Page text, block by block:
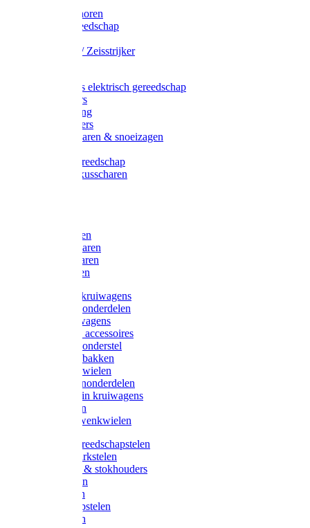
Zeis toebehoren
Baggergereedschap
Wetstenen / Zeisstrijker
Accessoires elektrisch gereedschap
Grasmaaiers
Tuinreiniging
Robotmaaiers
Heggenscharen & snoeizagen
Klussen gereedschap
Gras & buxusscharen
Snoeischaren
Heggenscharen
Takkenscharen
Snoeimessen
Landbouwkruiwagens
Kruiwagenonderdelen
Bouwkruiwagens
Kruiwagen accessoires
Kruiwagenonderstel
Kruiwagenbakken
Kruiwagenwielen
Steekwagenonderdelen
Huis en Tuin kruiwagens
Steekwagen
Bok- en Zwenkwielen
Overige gereedschapstelen
Bezem-/Harkstelen
Handvaten & stokhouders
Hamerstelen
Spadestelen
Graanschopstelen
Schopstelen